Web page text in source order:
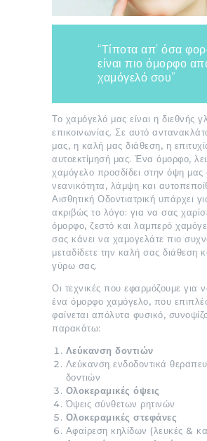
“Τίποτα απ’ όσα
είναι πιο όμορφο
χαμόγελό σου”
Το χαμόγελό μας είναι η διεθνής
επικοινωνίας. Σε αυτό
μας, η καλή μας διάθεση, η
αυτοεκτίμησή μας. Ένα όμορφο,
χαμόγελο προσδίδει στην όψη
νεανικότητα, λάμψη και
Αισθητική Οδοντιατρική υπάρχει
ακριβώς το λόγο: για να σας
όμορφο, ζεστό και λαμπερό
σας κάνει να χαμογελάτε πιο
μεταδίδετε την καλή σας διάθεση
γύρω σας.
Οι τεχνικές που εφαρμόζουμε για
ένα όμορφο χαμόγελο, που
φαίνεται απόλυτα φυσικό,
παρακάτω:
Λεύκανση δοντιών
Λεύκανση ενδοδοντικά
δοντιών
Ολοκεραμικές όψεις
Όψεις σύνθετων ρητινών
Ολοκεραμικές στεφάνες
Αφαίρεση κηλίδων (λευκές &